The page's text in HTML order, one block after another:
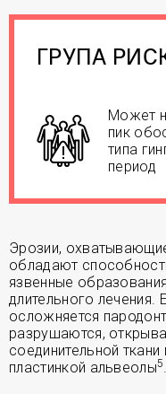
ГРУПА
Может
пик
типа
период
Эрозии,
обладают
язвенные
длительного лечения.
осложняется
разрушаются,
соединительной
пластинкой альвеолы5.